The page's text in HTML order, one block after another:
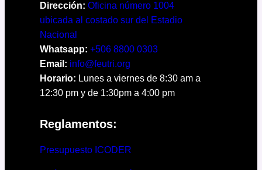
Dirección: Oficina número 1004
ubicada al costado sur del Estadio
Nacional
Whatsapp: +506 8800 0303
Email: info@feutri.org
Horario: Lunes a viernes de 8:30 am a
12:30 pm y de 1:30pm a 4:00 pm
Reglamentos:
Presupuesto ICODER